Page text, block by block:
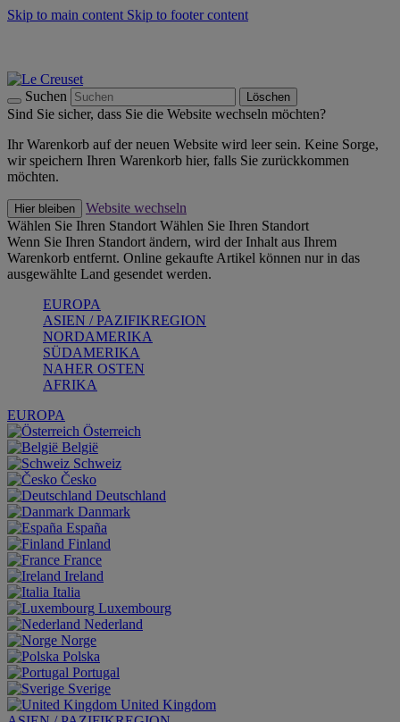
Skip to main content Skip to footer content
Suchen Löschen
Sind Sie sicher, dass Sie die Website wechseln möchten?
Ihr Warenkorb auf der neuen Website wird leer sein. Keine Sorge,
wir speichern Ihren Warenkorb hier, falls Sie zurückkommen
möchten.
Hier bleiben
Website wechseln
Wählen Sie Ihren Standort Wählen Sie Ihren Standort
Wenn Sie Ihren Standort ändern, wird der Inhalt aus Ihrem
Warenkorb entfernt. Online gekaufte Artikel können nur in das
ausgewählte Land gesendet werden.
EUROPA
ASIEN / PAZIFIKREGION
NORDAMERIKA
SÜDAMERIKA
NAHER OSTEN
AFRIKA
EUROPA
Österreich
België
Schweiz
Česko
Deutschland
Danmark
España
Finland
France
Ireland
Italia
Luxembourg
Nederland
Norge
Polska
Portugal
Sverige
United Kingdom